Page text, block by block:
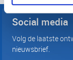
Social media
Volg de laatste
nieuwsbrief.